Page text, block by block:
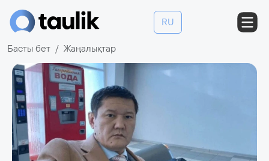
RU
Басты бет Жаңалықтар